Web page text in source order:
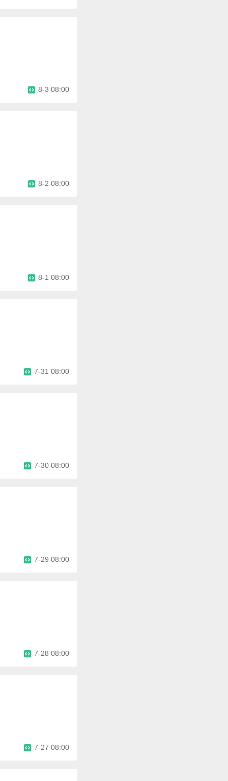
8-3 08:00
8-2 08:00
8-1 08:00
7-31 08:00
7-30 08:00
7-29 08:00
7-28 08:00
7-27 08:00